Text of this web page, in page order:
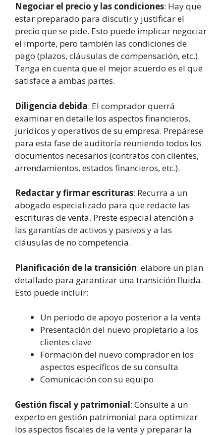
Negociar el precio y las condiciones: Hay que
estar preparado para discutir y justificar el
precio que se pide. Esto puede implicar negociar
el importe, pero también las condiciones de
pago (plazos, cláusulas de compensación, etc.).
Tenga en cuenta que el mejor acuerdo es el que
satisface a ambas partes.
Diligencia debida: El comprador querrá
examinar en detalle los aspectos financieros,
jurídicos y operativos de su empresa. Prepárese
para esta fase de auditoría reuniendo todos los
documentos necesarios (contratos con clientes,
arrendamientos, estados financieros, etc.).
Redactar y firmar escrituras: Recurra a un
abogado especializado para que redacte las
escrituras de venta. Preste especial atención a
las garantías de activos y pasivos y a las
cláusulas de no competencia.
Planificación de la transición: elabore un plan
detallado para garantizar una transición fluida.
Esto puede incluir:
Un periodo de apoyo posterior a la venta
Presentación del nuevo propietario a los
clientes clave
Formación del nuevo comprador en los
aspectos específicos de su consulta
Comunicación con su equipo
Gestión fiscal y patrimonial: Consulte a un
experto en gestión patrimonial para optimizar
los aspectos fiscales de la venta y preparar la